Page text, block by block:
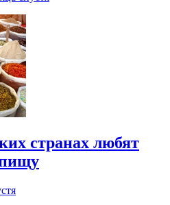
странах любят